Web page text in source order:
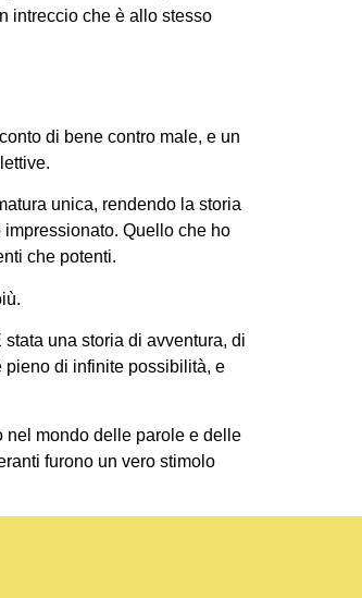
intreccio che è allo stesso
di bene contro male, e un
unica, rendendo la storia
Quello che ho
che potenti.
una storia di avventura, di
pieno di infinite possibilità, e
nel mondo delle parole e delle
furono un vero stimolo